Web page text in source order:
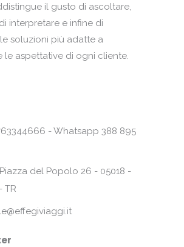
il gusto di ascoltare,
interpretare e infine di
soluzioni più adatte a
le aspettative di ogni cliente.
- Whatsapp 388 895
del Popolo 26 - 05018 -
TR